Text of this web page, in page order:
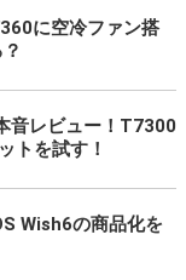
に空冷ファン搭
音レビュー！T7300
トを試す！
Wish6の商品化を